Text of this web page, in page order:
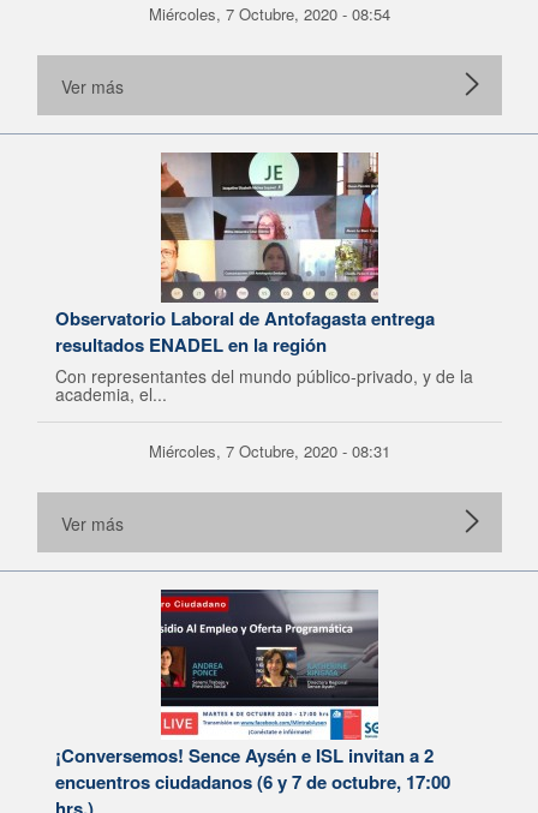
Miércoles, 7 Octubre, 2020 - 08:54
Ver más
Observatorio Laboral de Antofagasta entrega
resultados ENADEL en la región
Con representantes del mundo público-privado, y de la
academia, el...
Miércoles, 7 Octubre, 2020 - 08:31
Ver más
¡Conversemos! Sence Aysén e ISL invitan a 2
encuentros ciudadanos (6 y 7 de octubre, 17:00